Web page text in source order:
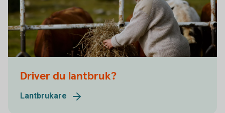
Driver du lantbruk?
Lantbrukare